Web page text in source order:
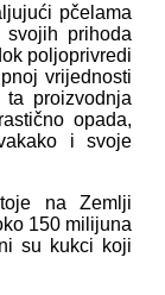
pčelama
prihoda
poljoprivredi
vrijednosti
proizvodnja
opada,
i svoje
na Zemlji
150 milijuna
su kukci koji